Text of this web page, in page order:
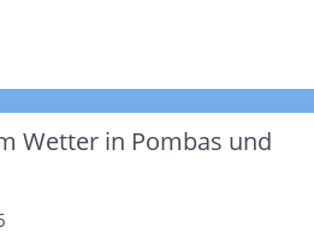
Wetter in Pombas und